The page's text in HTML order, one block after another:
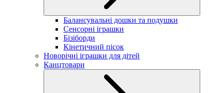
Балансувальні дошки та подушки
Сенсорні іграшки
Бізіборди
Кінетичний пісок
Новорічні іграшки для дітей
Канцтовари